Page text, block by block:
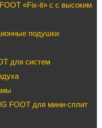
«Fix-it» c с высоким
подушки
для систем
FOOT для мини-сплит